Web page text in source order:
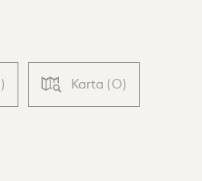
) Karta (0)